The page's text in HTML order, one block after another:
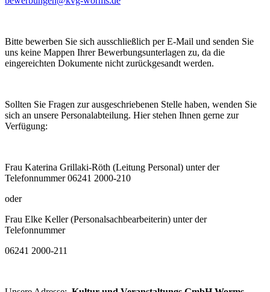
Bitte bewerben Sie sich ausschließlich per E-Mail und senden Sie
uns keine Mappen Ihrer Bewerbungsunterlagen zu, da die
eingereichten Dokumente nicht zurückgesandt werden.
Sollten Sie Fragen zur ausgeschriebenen Stelle haben, wenden Sie
sich an unsere Personalabteilung. Hier stehen Ihnen gerne zur
Verfügung:
Frau Katerina Grillaki-Röth (Leitung Personal) unter der
Telefonnummer 06241 2000-210
oder
Frau Elke Keller (Personalsachbearbeiterin) unter der
Telefonnummer
06241 2000-211